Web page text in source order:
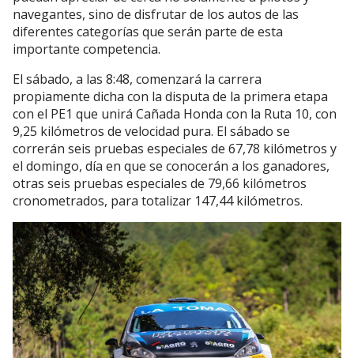
navegantes, sino de disfrutar de los autos de las
diferentes categorías que serán parte de esta
importante competencia.
El sábado, a las 8:48, comenzará la carrera
propiamente dicha con la disputa de la primera etapa
con el PE1 que unirá Cañada Honda con la Ruta 10, con
9,25 kilómetros de velocidad pura. El sábado se
correrán seis pruebas especiales de 67,78 kilómetros y
el domingo, día en que se conocerán a los ganadores,
otras seis pruebas especiales de 79,66 kilómetros
cronometrados, para totalizar 147,44 kilómetros.